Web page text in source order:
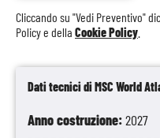
Dati tecnici di MSC World
Anno costruzione:2027
Cliccando su "Vedi Preventivo"
Policye della Cookie Policy